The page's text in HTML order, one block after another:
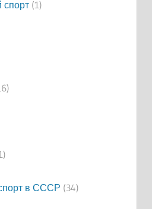
(1)
в СССР (34)